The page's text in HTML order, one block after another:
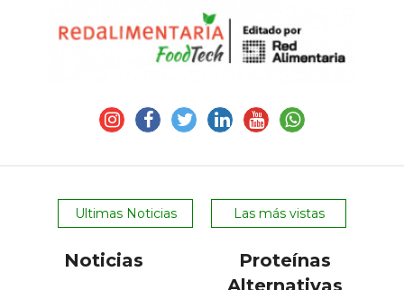
Ultimas Noticias Las más vistas
Noticias
Proteínas